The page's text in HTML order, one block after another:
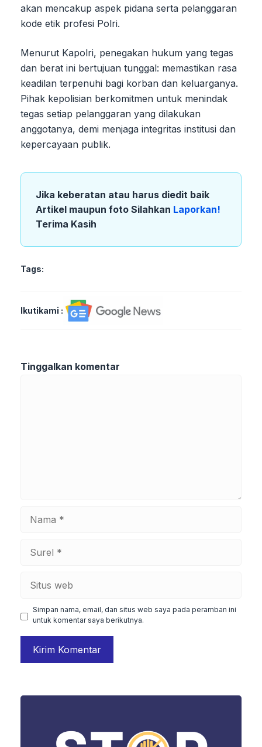
akan mencakup aspek pidana serta pelanggaran
kode etik profesi Polri.
Menurut Kapolri, penegakan hukum yang tegas
dan berat ini bertujuan tunggal: memastikan rasa
keadilan terpenuhi bagi korban dan keluarganya.
Pihak kepolisian berkomitmen untuk menindak
tegas setiap pelanggaran yang dilakukan
anggotanya, demi menjaga integritas institusi dan
kepercayaan publik.
Jika keberatan atau harus diedit baik
Artikel maupun foto Silahkan Laporkan!
Terima Kasih
Tags:
Ikutikami :
Tinggalkan komentar
Simpan nama, email, dan situs web saya pada peramban ini
untuk komentar saya berikutnya.